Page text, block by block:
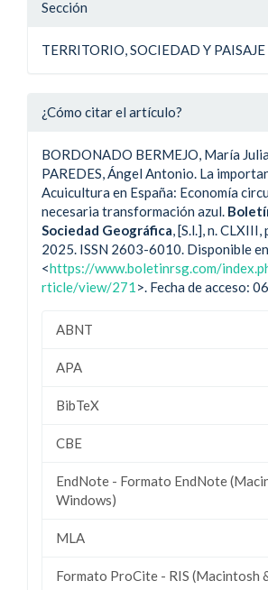
Sección
TERRITORIO, SOCIEDAD Y PAISAJE
¿Cómo citar el artículo?
BORDONADO BERMEJO, María
PAREDES, Ángel Antonio. La
Acuicultura en España: Economía
necesaria transformación azul.
Sociedad Geográfica , [S.l.], n.
2025. ISSN 2603-6010. Disponible
<https://www.boletinrsg.com/
rticle/view/271 >. Fecha de acceso:
ABNT
APA
BibTeX
CBE
EndNote - Formato EndNote
Windows)
MLA
Formato ProCite - RIS (Macintosh